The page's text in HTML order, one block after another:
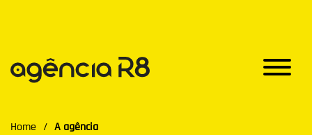
Home / A agência